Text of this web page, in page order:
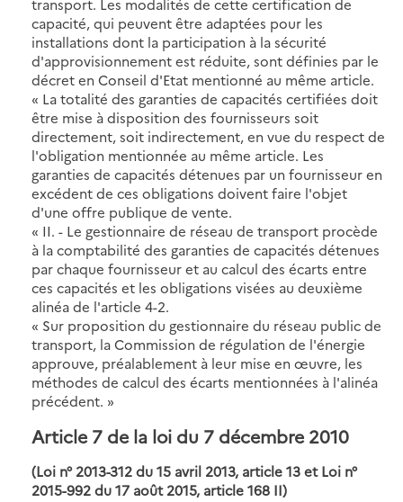
capacité, qui peuvent être adaptées pour les
installations dont la participation à la sécurité
d'approvisionnement est réduite, sont définies par le
décret en Conseil d'Etat mentionné au même article.
« La totalité des garanties de capacités certifiées doit
être mise à disposition des fournisseurs soit
directement, soit indirectement, en vue du respect de
l'obligation mentionnée au même article. Les
garanties de capacités détenues par un fournisseur en
excédent de ces obligations doivent faire l'objet
d'une offre publique de vente.
« II. - Le gestionnaire de réseau de transport procède
à la comptabilité des garanties de capacités détenues
par chaque fournisseur et au calcul des écarts entre
ces capacités et les obligations visées au deuxième
alinéa de l'article 4-2.
« Sur proposition du gestionnaire du réseau public de
transport, la Commission de régulation de l'énergie
approuve, préalablement à leur mise en œuvre, les
méthodes de calcul des écarts mentionnées à l'alinéa
précédent. »
Article 7 de la loi du 7 décembre 2010
(Loi n° 2013-312 du 15 avril 2013, article 13 et Loi n°
2015-992 du 17 août 2015, article 168 II)